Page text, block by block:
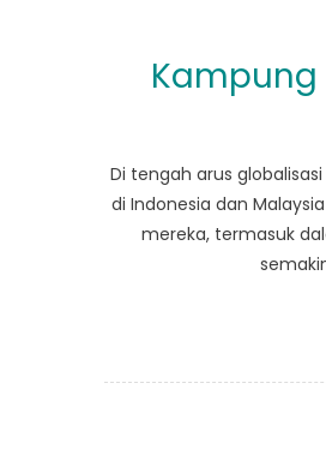
Kampung
Di tengah arus
di Indonesia dan
mereka, termasuk